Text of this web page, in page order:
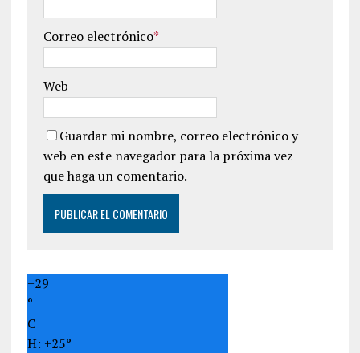
Correo electrónico*
Web
Guardar mi nombre, correo electrónico y
web en este navegador para la próxima vez
que haga un comentario.
+29
°
C
H: +25°